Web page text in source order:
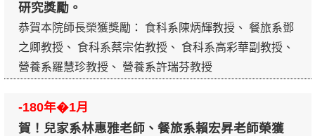
研究獎勵。
恭賀本院師長榮獲獎勵： 食科系陳炳輝教授、 餐旅系鄧
之卿教授、 食科系蔡宗佑教授、 食科系高彩華副教授、
營養系羅慧珍教授、 營養系許瑞芬教授
-180年�1月
賀！兒家系林惠雅老師、餐旅系賴宏昇老師榮獲